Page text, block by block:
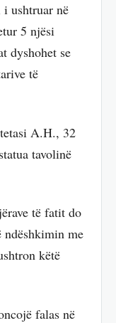
ushtruar në
5 njësi
dyshohet se
të
A.H., 32
tavolinë
të fatit do
me
këtë
falas në